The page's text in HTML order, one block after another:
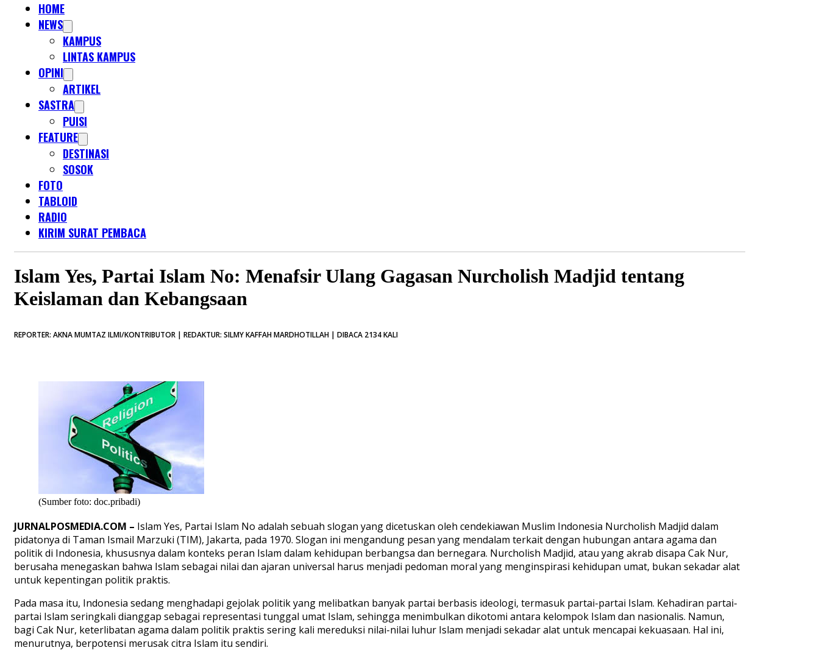
HOME
NEWS
KAMPUS
LINTAS KAMPUS
OPINI
ARTIKEL
SASTRA
PUISI
FEATURE
DESTINASI
SOSOK
FOTO
TABLOID
RADIO
KIRIM SURAT PEMBACA
Islam Yes, Partai Islam No: Menafsir Ulang Gagasan Nurcholish Madjid tentang
Keislaman dan Kebangsaan
REPORTER: AKNA MUMTAZ ILMI/KONTRIBUTOR | REDAKTUR: SILMY KAFFAH MARDHOTILLAH | DIBACA 2134 KALI
(Sumber foto: doc.pribadi)
JURNALPOSMEDIA.COM – Islam Yes, Partai Islam No adalah sebuah slogan yang dicetuskan oleh cendekiawan Muslim Indonesia Nurcholish Madjid dalam
pidatonya di Taman Ismail Marzuki (TIM), Jakarta, pada 1970. Slogan ini mengandung pesan yang mendalam terkait dengan hubungan antara agama dan
politik di Indonesia, khususnya dalam konteks peran Islam dalam kehidupan berbangsa dan bernegara. Nurcholish Madjid, atau yang akrab disapa Cak Nur,
berusaha menegaskan bahwa Islam sebagai nilai dan ajaran universal harus menjadi pedoman moral yang menginspirasi kehidupan umat, bukan sekadar alat
untuk kepentingan politik praktis.
Pada masa itu, Indonesia sedang menghadapi gejolak politik yang melibatkan banyak partai berbasis ideologi, termasuk partai-partai Islam. Kehadiran partai-
partai Islam seringkali dianggap sebagai representasi tunggal umat Islam, sehingga menimbulkan dikotomi antara kelompok Islam dan nasionalis. Namun,
bagi Cak Nur, keterlibatan agama dalam politik praktis sering kali mereduksi nilai-nilai luhur Islam menjadi sekadar alat untuk mencapai kekuasaan. Hal ini,
menurutnya, berpotensi merusak citra Islam itu sendiri.